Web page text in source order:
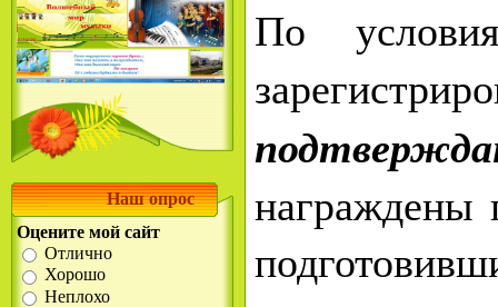
Наш опрос
Оцените мой сайт
Отлично
Хорошо
Неплохо
По
награждены